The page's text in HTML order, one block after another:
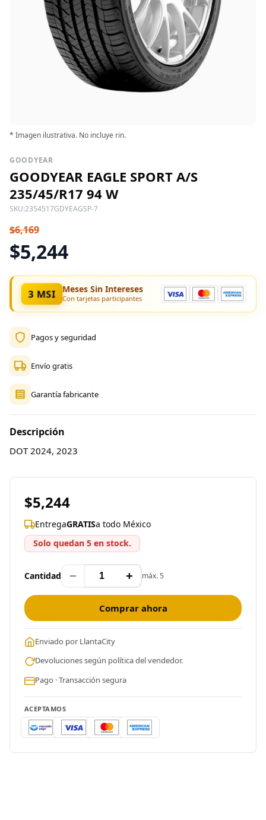
* Imagen ilustrativa. No incluye rin.
GOODYEAR
GOODYEAR EAGLE SPORT A/S
235/45/R17 94 W
SKU:2354517GDYEAGSP-7
$6,169
$5,244
3 MSI Meses Sin Intereses
Con tarjetas participantes
Pagos y seguridad
Envío gratis
Garantía fabricante
Descripción
DOT 2024, 2023
$5,244
EntregaGRATISa todo México
Solo quedan 5 en stock.
Cantidad − + máx. 5
Comprar ahora
Enviado por LlantaCity
Devoluciones según política del vendedor.
Pago · Transacción segura
ACEPTAMOS